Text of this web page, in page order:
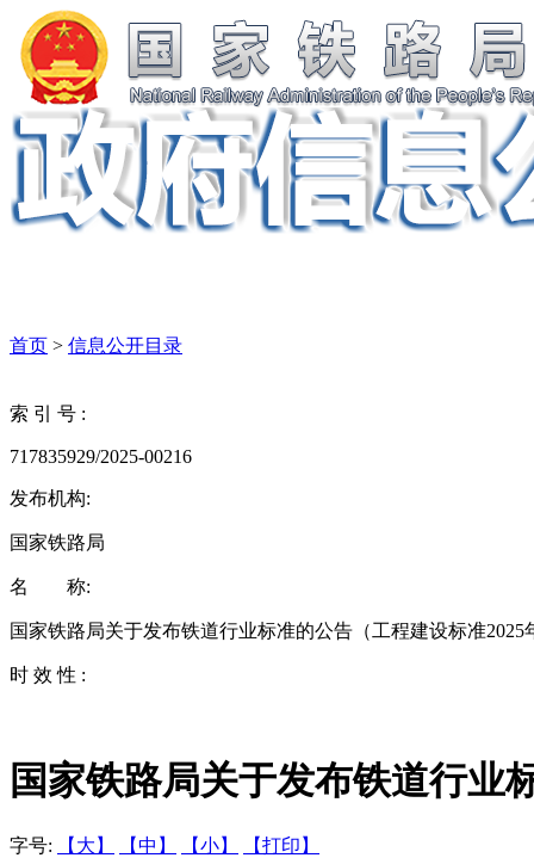
首页 > 信息公开目录
索 引 号 :
717835929/2025-00216
发布机构:
国家铁路局
名 称:
国家铁路局关于发布铁道行业标准的公告（工程建设标准2025
时 效 性 :
国家铁路局关于发布铁道行业
字号: 【大】 【中】 【小】
【打印】